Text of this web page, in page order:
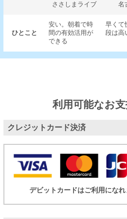
ささしまライブ
名
ひとこと
安い。朝着で時
間の有効活用が
できる
早くて
段は高
利用可能なお
クレジットカード決済
デビットカードはご利用になれ